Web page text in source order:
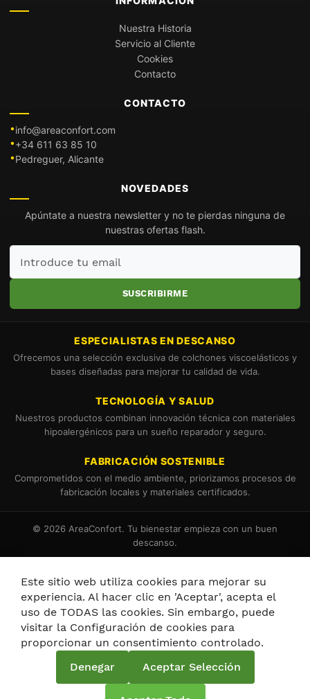
Nuestra Historia
Servicio al Cliente
Cookies
Contacto
CONTACTO
info@areaconfort.com
+34 611 63 85 10
Pedreguer, Alicante
NOVEDADES
Apúntate a nuestra newsletter y no te pierdas ninguna de
nuestras ofertas flash.
Introduce
email
SUSCRIBIRME
ESPECIALISTAS EN DESCANSO
Ofrecemos una selección exclusiva de colchones viscoelásticos y
bases diseñadas para mejorar tu calidad de vida.
TECNOLOGÍA Y SALUD
Nuestros productos combinan innovación técnica con materiales
hipoalergénicos para un sueño reparador y seguro.
FABRICACIÓN SOSTENIBLE
Comprometidos con el medio ambiente, priorizamos procesos de
fabricación locales y materiales certificados.
© 2026 AreaConfort. Tu bienestar empieza con un buen
descanso.
Política de privacidad y cookies
Términos de búsqueda
Búsqueda avanzada
Pedidos y devoluciones
Contáctenos
Este sitio web utiliza cookies para mejorar su
experiencia. Al hacer clic en 'Aceptar', acepta el
uso de TODAS las cookies. Sin embargo, puede
visitar la Configuración de cookies para
proporcionar un consentimiento controlado.
Denegar
Aceptar Selección